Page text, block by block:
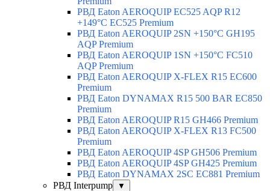
РВД Eaton AEROQUIP EC525 AQP R12
+149°C EC525 Premium
РВД Eaton AEROQUIP 2SN +150°C GH195
AQP Premium
РВД Eaton AEROQUIP 1SN +150°C FC510
AQP Premium
РВД Eaton AEROQUIP X-FLEX R15 EC600
Premium
РВД Eaton DYNAMAX R15 500 BAR EC850
Premium
РВД Eaton AEROQUIP R15 GH466 Premium
РВД Eaton AEROQUIP X-FLEX R13 FC500
Premium
РВД Eaton AEROQUIP 4SP GH506 Premium
РВД Eaton AEROQUIP 4SP GH425 Premium
РВД Eaton DYNAMAX 2SC EC881 Premium
РВД Interpump
▼